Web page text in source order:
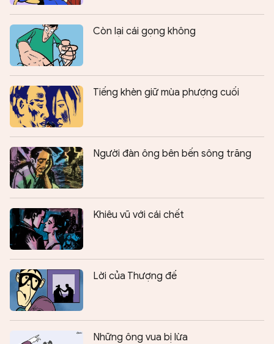
Còn lại cái gọng không
Tiếng khèn giữ mùa phượng cuối
Người đàn ông bên bến sông trăng
Khiêu vũ với cái chết
Lời của Thượng đế
Những ông vua bị lừa